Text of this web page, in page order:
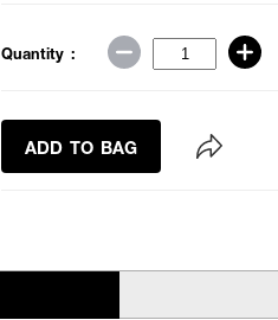
Quantity :
ADD TO BAG